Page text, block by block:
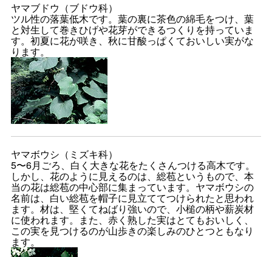
ヤマブドウ（ブドウ科）
ツル性の落葉低木です。葉の裏に茶色の綿毛をつけ、葉
と対生して巻きひげや花芽ができるつくりを持っていま
す。初夏に花が咲き、秋に甘酸っぱくておいしい実がな
ります。
ヤマボウシ（ミズキ科）
5〜6月ごろ、白く大きな花をたくさんつける高木です。
しかし、花のように見えるのは、総苞というもので、本
当の花は総苞の中心部に集まっています。ヤマボウシの
名前は、白い総苞を帽子に見立ててつけられたと思われ
ます。材は、堅くてねばり強いので、小槌の柄や薪炭材
に使われます。また、赤く熟した実はとてもおいしく、
この実を見つけるのが山歩きの楽しみのひとつともなり
ます。